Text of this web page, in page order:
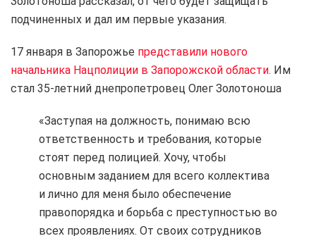
подчиненных и дал им первые указания.
17 января в Запорожье представили нового
начальника Нацполиции в Запорожской области. Им
стал 35-летний днепропетровец Олег Золотоноша
«Заступая на должность, понимаю всю
ответственность и требования, которые
стоят перед полицией. Хочу, чтобы
основным заданием для всего коллектива
и лично для меня было обеспечение
правопорядка и борьба с преступностью во
всех проявлениях. От своих сотрудников